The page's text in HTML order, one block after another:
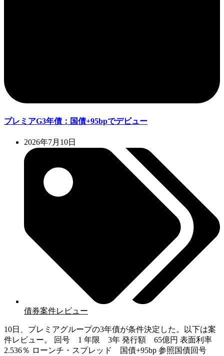
プレミアG3年債：国債+95bpでデビュー
2026年7月10日
債券案件レビュー
10日、プレミアグループの3年債が条件決定した。以下は案
件レビュー。 回号 1 年限 3年 発行額 65億円 表面利率
2.536％ ローンチ・スプレッド 国債+95bp 参照国債回号